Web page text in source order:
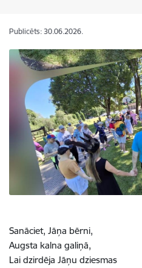
Publicēts: 30.06.2026.
Sanāciet, Jāņa bērni,
Augsta kalna galiņā,
Lai dzirdēja Jāņu dziesmas